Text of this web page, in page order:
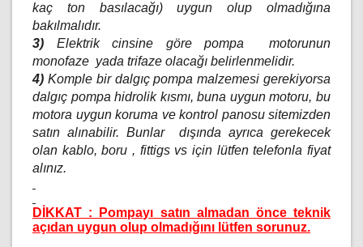
kaç ton basılacağı) uygun olup olmadığına
bakılmalıdır.
3) Elektrik cinsine göre pompa
motorunun
monofaze yada trifaze olacağı belirlenmelidir.
4) Komple bir dalgıç pompa malzemesi gerekiyorsa
dalgıç pompa hidrolik kısmı, buna uygun motoru, bu
motora uygun koruma ve kontrol panosu sitemizden
satın alınabilir. Bunlar
dışında ayrıca gerekecek
olan kablo, boru , fittigs vs için lütfen telefonla fiyat
alınız.
DİKKAT : Pompayı satın almadan önce teknik
açıdan uygun olup olmadığını lütfen sorunuz.